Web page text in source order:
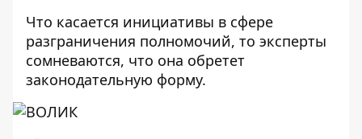
Что касается инициативы в сфере
разграничения полномочий, то эксперты
сомневаются, что она обретет
законодательную форму.